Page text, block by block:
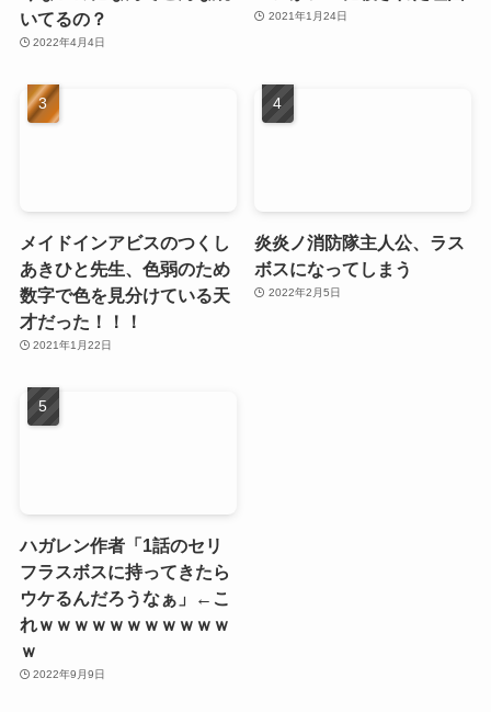
いてるの？
2022年4月4日
2021年1月24日
メイドインアビスのつくし
あきひと先生、色弱のため
数字で色を見分けている天
才だった！！！
2021年1月22日
炎炎ノ消防隊主人公、ラス
ボスになってしまう
2022年2月5日
ハガレン作者「1話のセリ
フラスボスに持ってきたら
ウケるんだろうなぁ」←こ
れｗｗｗｗｗｗｗｗｗｗｗ
ｗ
2022年9月9日